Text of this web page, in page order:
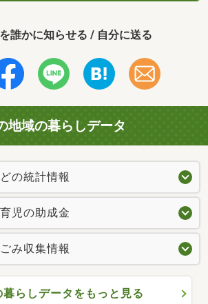
誰かに知らせる / 自分に送る
地域の暮らしデータ
の統計情報
児の助成金
み収集情報
暮らしデータをもっと見る